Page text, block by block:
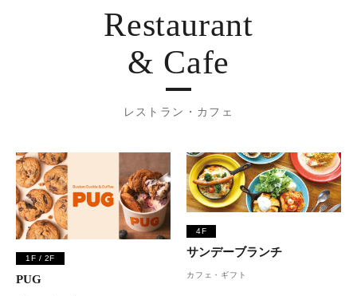
Restaurant
& Cafe
レストラン・カフェ
1F / 2F
PUG
4F
サンデーブランチ
カフェ・ギフト